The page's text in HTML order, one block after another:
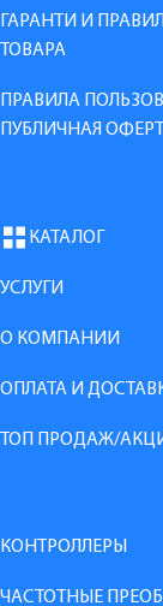
ГАРАНТИ И
ТОВАРА
ПРАВИЛА
ПУБЛИЧНАЯ
КАТАЛОГ
УСЛУГИ
О КОМПАНИИ
ОПЛАТА И
ТОП ПРОДАЖ/
КОНТРОЛЛЕРЫ
ЧАСТОТНЫЕ